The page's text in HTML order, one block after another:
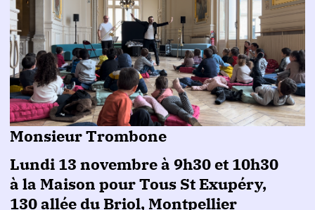
Monsieur Trombone
Lundi 13 novembre à 9h30 et 10h30
à la Maison pour Tous St Exupéry,
130 allée du Briol, Montpellier